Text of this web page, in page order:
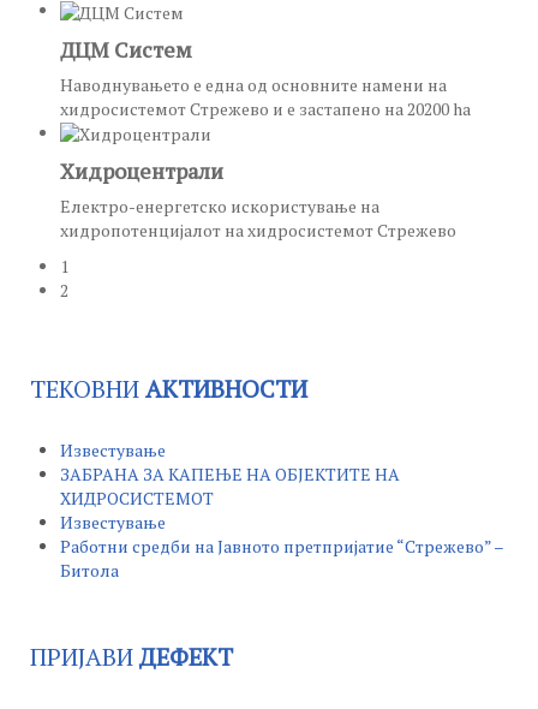
ДЦМ Систем
Наводнувањето е една од основните намени на
хидросистемот Стрежево и е застапено на 20200 ha
Хидроцентрали
Електро-енергетско искористување на
хидропотенцијалот на хидросистемот Стрежево
1
2
ТЕКОВНИАКТИВНОСТИ
Известување
ЗАБРАНА ЗА КАПЕЊЕ НА ОБЈЕКТИТЕ НА
ХИДРОСИСТЕМОТ
Известување
Работни средби на Јавното претпријатие “Стрежево” –
Битола
ПРИЈАВИДЕФЕКТ